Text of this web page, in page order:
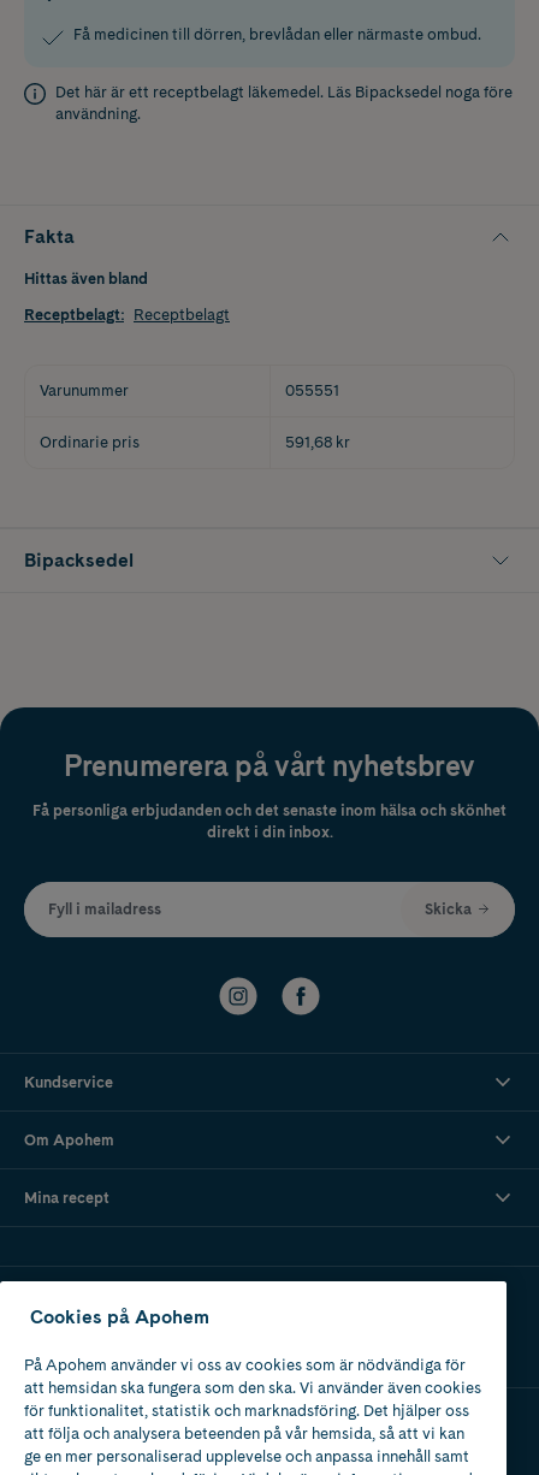
Få medicinen till dörren, brevlådan eller närmaste ombud.
Det här är ett receptbelagt läkemedel. Läs Bipacksedel noga före
användning.
Fakta
Hittas även bland
Receptbelagt: Receptbelagt
Varunummer 055551
Ordinarie pris 591,68 kr
Bipacksedel
Prenumerera på vårt nyhetsbrev
Få personliga erbjudanden och det senaste inom hälsa och skönhet
direkt i din inbox.
Fyll i mailadress Skicka
Kundservice
Om Apohem
Mina recept
Apotek med tillstånd
av Läkemedelsverket
Cookies på Apohem
På Apohem använder vi oss av cookies som är nödvändiga för
att hemsidan ska fungera som den ska. Vi använder även cookies
för funktionalitet, statistik och marknadsföring. Det hjälper oss
att följa och analysera beteenden på vår hemsida, så att vi kan
ge en mer personaliserad upplevelse och anpassa innehåll samt